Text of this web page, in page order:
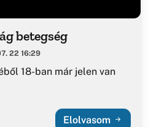
betegség
22 16:29
18-ban már jelen van
Elolvasom